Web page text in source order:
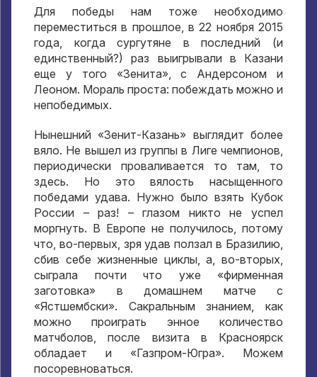
Для победы нам тоже необходимо
переместиться в прошлое, в 22 ноября 2015
года, когда сургутяне в последний (и
единственный?) раз выигрывали в Казани
еще у того «Зенита», с Андерсоном и
Леоном. Мораль проста: побеждать можно и
непобедимых.
Нынешний «Зенит-Казань» выглядит более
вяло. Не вышел из группы в Лиге чемпионов,
периодически проваливается то там, то
здесь. Но это вялость насыщенного
победами удава. Нужно было взять Кубок
России – раз! – глазом никто не успел
моргнуть. В Европе не получилось, потому
что, во-первых, зря удав ползал в Бразилию,
сбив себе жизненные циклы, а, во-вторых,
сыграла почти что уже «фирменная
заготовка» в домашнем матче с
«Ястшембски». Сакральным знанием, как
можно проиграть энное количество
матчболов, после визита в Красноярск
обладает и «Газпром-Югра». Можем
посоревноваться.